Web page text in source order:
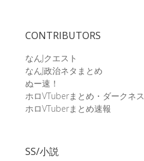
CONTRIBUTORS
なんJクエスト
なんJ政治ネタまとめ
ぬー速！
ホロVTuberまとめ・ダークネス
ホロVTuberまとめ速報
SS/小説